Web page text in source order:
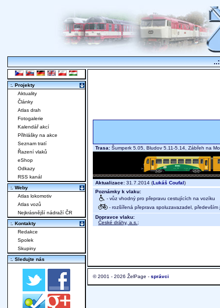
Trasa: Šumperk 5.05, Bludov 5.11-5.14, Zábřeh na
Aktualizace: 31.7.2014 (Lukáš Coufal)
Poznámky k vlaku:
- vůz vhodný pro přepravu cestujících na vozíku
- rozšířená přeprava spoluzavazadel, především
Dopravce vlaku:
České dráhy, a.s. ;
© 2001 - 2026 ŽelPage - správci
:. Projekty
Aktuality
Články
Atlas drah
Fotogalerie
Kalendář akcí
Přihlášky na akce
Seznam tratí
Řazení vlaků
eShop
Odkazy
RSS kanál
:. Weby
Atlas lokomotiv
Atlas vozů
Nejkrásnější nádraží ČR
:. Kontakty
Redakce
Spolek
Skupiny
:. Sledujte nás